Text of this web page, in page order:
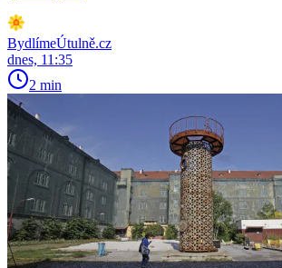
BydlímeÚtulně.cz
dnes, 11:35
2 min